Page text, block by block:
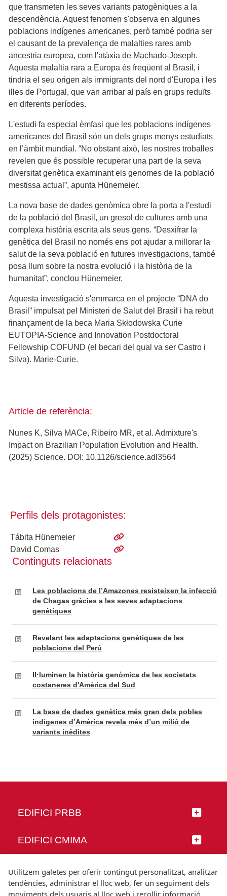
que transmeten les seves variants patogèniques a la
descendència. Aquest fenomen s'observa en algunes
poblacions indígenes americanes, però també podria ser
el causant de la prevalença de malalties rares amb
ancestria europea, com l'atàxia de Machado-Joseph.
Aquesta malaltia rara a Europa és freqüent al Brasil, i
tindria el seu origen als immigrants del nord d'Europa i les
illes de Portugal, que van arribar al país en grups reduïts
en diferents períodes.
L'estudi fa especial èmfasi que les poblacions indígenes
americanes del Brasil són un dels grups menys estudiats
en l’àmbit mundial. “No obstant això, les nostres troballes
revelen que és possible recuperar una part de la seva
diversitat genètica examinant els genomes de la població
mestissa actual”, apunta Hünemeier.
La nova base de dades genòmica obre la porta a l'estudi
de la població del Brasil, un gresol de cultures amb una
complexa història escrita als seus gens. “Desxifrar la
genètica del Brasil no només ens pot ajudar a millorar la
salut de la seva població en futures investigacions, també
posa llum sobre la nostra evolució i la història de la
humanitat”, conclou Hünemeier.
Aquesta investigació s'emmarca en el projecte “DNA do
Brasil” impulsat pel Ministeri de Salut del Brasil i ha rebut
finançament de la beca Maria Skłodowska Curie
EUTOPIA-Science and Innovation Postdoctoral
Fellowship COFUND (el becari del qual va ser Castro i
Silva). Marie-Curie.
Article de referència:
Nunes K, Silva MACe, Ribeiro MR, et al. Admixture's
Impact on Brazilian Population Evolution and Health.
(2025) Science. DOI: 10.1126/science.adl3564
Perfils dels protagonistes:
Tábita Hünemeier
David Comas
Continguts relacionats
Les poblacions de l’Amazones resisteixen la infecció
de Chagas gràcies a les seves adaptacions
genètiques
Revelant les adaptacions genètiques de les
poblacions del Perú
Il·luminen la història genòmica de les societats
costaneres d'Amèrica del Sud
La base de dades genètica més gran dels pobles
indígenes d’Amèrica revela més d’un milió de
variants inèdites
EDIFICI PRBB
EDIFICI CMIMA
SEGUEIX-NOS
Utilitzem galetes per oferir contingut personalitzat, analitzar
tendències, administrar el lloc web, fer un seguiment dels
moviments dels usuaris al lloc web i recollir informació